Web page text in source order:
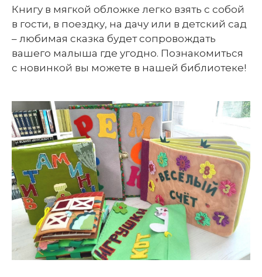
Книгу в мягкой обложке легко взять с собой
в гости, в поездку, на дачу или в детский сад
– любимая сказка будет сопровождать
вашего малыша где угодно. Познакомиться
с новинкой вы можете в нашей библиотеке!